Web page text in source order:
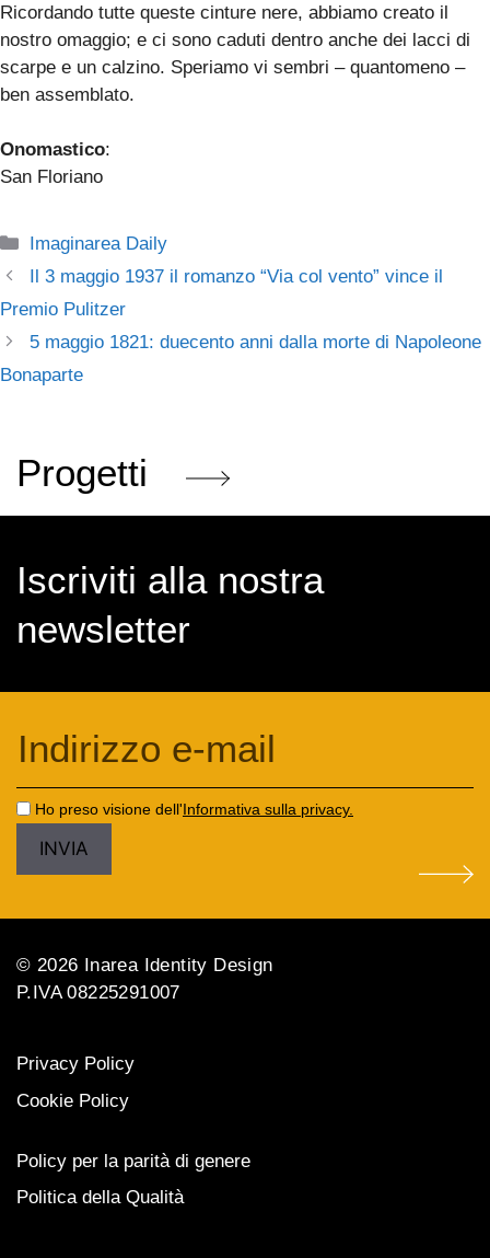
Ricordando tutte queste cinture nere, abbiamo creato il
nostro omaggio; e ci sono caduti dentro anche dei lacci di
scarpe e un calzino. Speriamo vi sembri – quantomeno –
ben assemblato.
Onomastico:
San Floriano
Categorie
Imaginarea Daily
Il 3 maggio 1937 il romanzo “Via col vento” vince il
Premio Pulitzer
5 maggio 1821: duecento anni dalla morte di Napoleone
Bonaparte
Progetti
Iscriviti alla nostra
newsletter
Ho preso visione dell'Informativa sulla privacy.
© 2026 Inarea Identity Design
P.IVA 08225291007
Privacy Policy
Cookie Policy
Policy per la parità di genere
Politica della Qualità